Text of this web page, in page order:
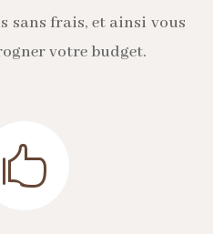
sans frais, et ainsi vous
votre budget.
